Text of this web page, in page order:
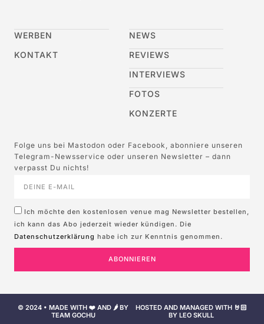
WERBEN
KONTAKT
NEWS
REVIEWS
INTERVIEWS
FOTOS
KONZERTE
Folge uns bei Mastodon oder Facebook, abonniere unseren
Telegram-Newsservice oder unseren Newsletter – dann
verpasst Du nichts!
Ich möchte den kostenlosen venue mag Newsletter bestellen,
ich kann das Abo jederzeit wieder kündigen. Die
Datenschutzerklärung habe ich zur Kenntnis genommen.
ABONNIEREN
© 2024 • MADE WITH ❤️ AND 🌶️ BY
TEAM GOCHU
HOSTED AND MANAGED WITH 🤘🏻
BY LEO SKULL